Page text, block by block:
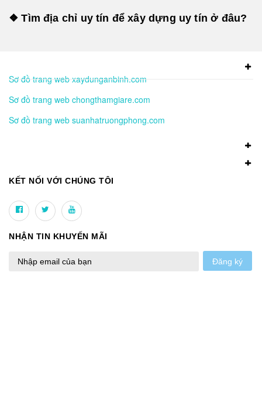
❖ Tìm địa chỉ uy tín để xây dựng uy tín ở đâu?
Sơ đồ trang web xaydunganbinh.com
Sơ đồ trang web chongthamgiare.com
Sơ đồ trang web suanhatruongphong.com
KẾT NỐI VỚI CHÚNG TÔI
NHẬN TIN KHUYẾN MÃI
Đăng ký